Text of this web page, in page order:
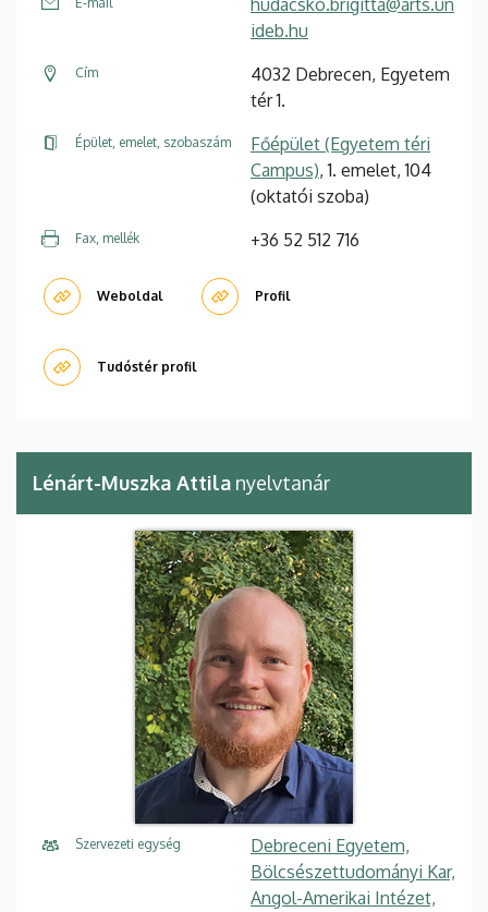
hudacsko.brigitta@arts.un
ideb.hu
Cím
4032 Debrecen, Egyetem
tér 1.
Épület, emelet, szobaszám
Főépület (Egyetem téri
Campus), 1. emelet, 104
(oktatói szoba)
Fax, mellék +36 52 512 716
Weboldal Profil
Tudóstér profil
Lénárt-Muszka Attila nyelvtanár
Szervezeti egység
Debreceni Egyetem,
Bölcsészettudományi Kar,
Angol-Amerikai Intézet,